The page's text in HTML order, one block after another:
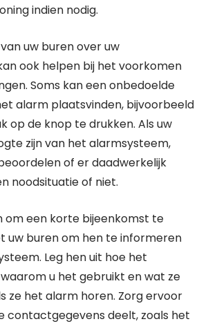
indien nodig.
uw buren over uw
ook helpen bij het voorkomen
Soms kan een onbedoelde
alarm plaatsvinden, bijvoorbeeld
op de knop te drukken. Als uw
zijn van het alarmsysteem,
of er daadwerkelijk
noodsituatie of niet.
om een korte bijeenkomst te
uw buren om hen te informeren
Leg hen uit hoe het
u het gebruikt en wat ze
ze het alarm horen. Zorg ervoor
contactgegevens deelt, zoals het